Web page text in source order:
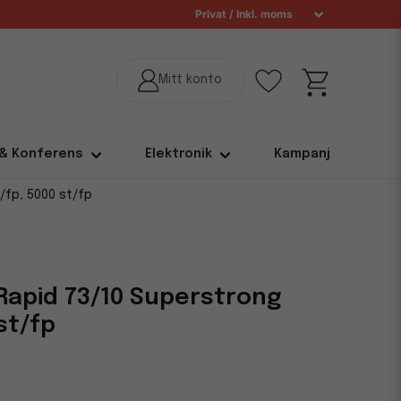
Konferens Elektronik Kampanj
fp, 5000 st/fp
73/10 Superstrong
fp